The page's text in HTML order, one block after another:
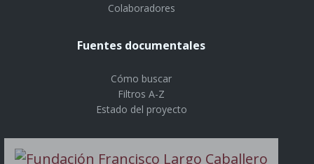
Colaboradores
Fuentes documentales
Cómo buscar
Filtros A-Z
Estado del proyecto